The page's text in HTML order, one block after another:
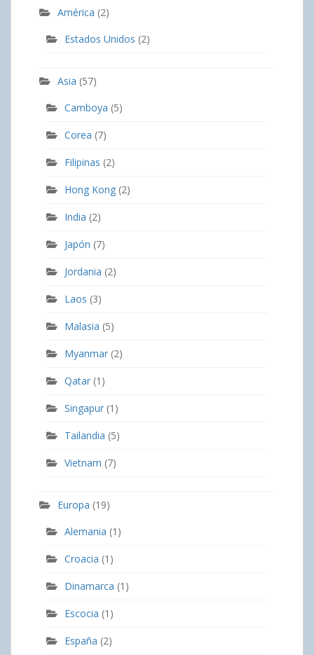
América (2)
Estados Unidos (2)
Asia (57)
Camboya (5)
Corea (7)
Filipinas (2)
Hong Kong (2)
India (2)
Japón (7)
Jordania (2)
Laos (3)
Malasia (5)
Myanmar (2)
Qatar (1)
Singapur (1)
Tailandia (5)
Vietnam (7)
Europa (19)
Alemania (1)
Croacia (1)
Dinamarca (1)
Escocia (1)
España (2)